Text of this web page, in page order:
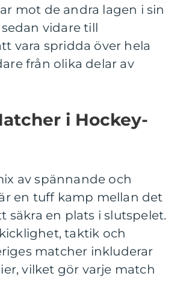
mot de andra lagen i sin
vidare till
vara spridda över hela
från olika delar av
i Hockey-
av spännande och
en tuff kamp mellan det
säkra en plats i slutspelet.
taktik och
matcher inkluderar
vilket gör varje match